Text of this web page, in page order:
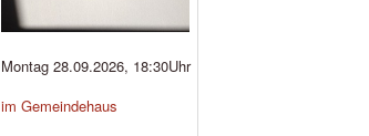
Montag 28.09.2026, 18:30Uhr
im Gemeindehaus